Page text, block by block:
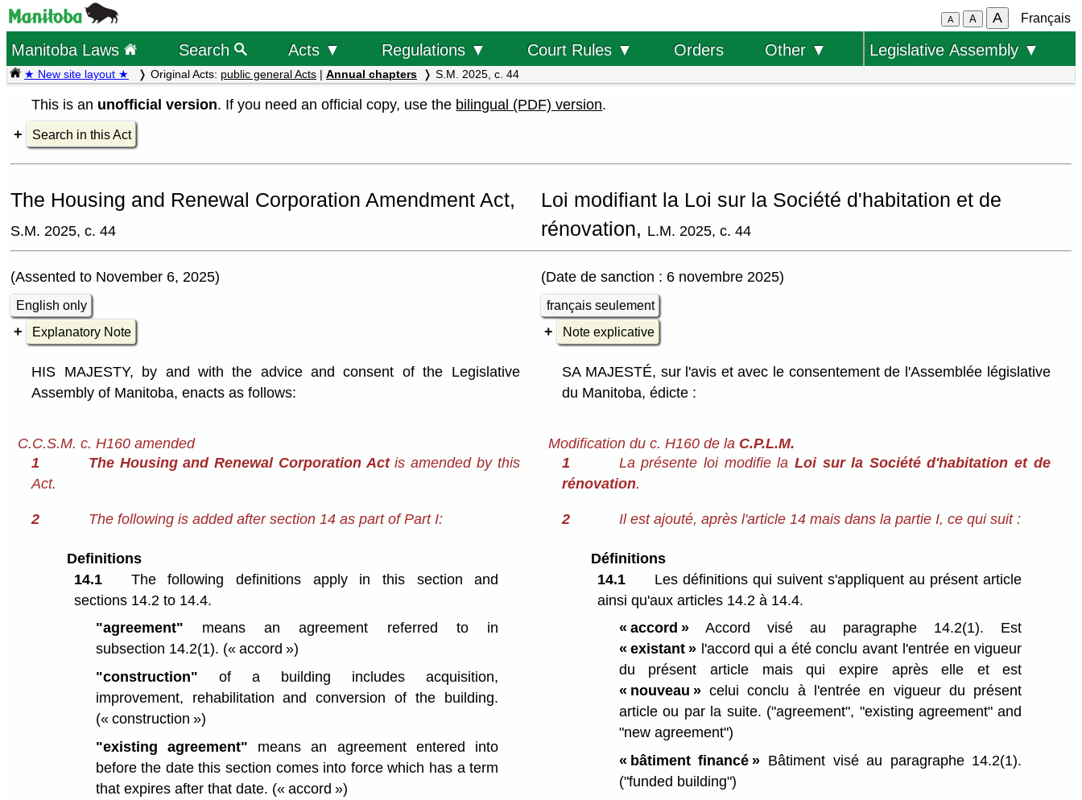
A A A Français
Manitoba Laws Search Acts ▼ Regulations ▼ Court Rules ▼ Orders Other ▼ Legislative Assembly ▼
★ New site layout ★ Original Acts: public general Acts | Annual chapters S.M. 2025, c. 44
This is an unofficial version. If you need an official copy, use the bilingual (PDF) version.
Search in this Act
The Housing and Renewal Corporation Amendment Act,
S.M. 2025, c. 44
Loi modifiant la Loi sur la Société d'habitation et de
rénovation, L.M. 2025, c. 44
(Assented to November 6, 2025) (Date de sanction : 6 novembre 2025)
English only
français seulement
Explanatory Note
Note explicative
HIS MAJESTY, by and with the advice and consent of the Legislative
Assembly of Manitoba, enacts as follows:
SA MAJESTÉ, sur l'avis et avec le consentement de l'Assemblée législative
du Manitoba, édicte :
C.C.S.M. c. H160 amended
1
The Housing and Renewal Corporation Actis amended by this
Act.
Modification du c. H160 de la C.P.L.M.
1
La présente loi modifie la Loi sur la Société d'habitation et de
rénovation.
2 The following is added after section 14 as part of Part I: 2 Il est ajouté, après l'article 14 mais dans la partie I, ce qui suit :
Definitions
14.1
The following definitions apply in this section and
sections 14.2 to 14.4.
"agreement" means an agreement referred to in
subsection 14.2(1). (« accord »)
"construction" of a building
includes acquisition,
improvement, rehabilitation and conversion of the building.
(« construction »)
"existing agreement" means an agreement entered into
before the date this section comes into force which has a term
that expires after that date. (« accord »)
Définitions
14.1
Les définitions qui suivent s'appliquent au présent article
ainsi qu'aux articles 14.2 à 14.4.
« accord »Accord visé au paragraphe 14.2(1). Est
« existant »l'accord qui a été conclu avant l'entrée en vigueur
du présent article mais qui expire après elle et est
« nouveau »celui conclu à l'entrée en vigueur du présent
article ou par la suite. ("agreement", "existing agreement" and
"new agreement")
« bâtiment financé » Bâtiment visé au paragraphe 14.2(1).
("funded building")